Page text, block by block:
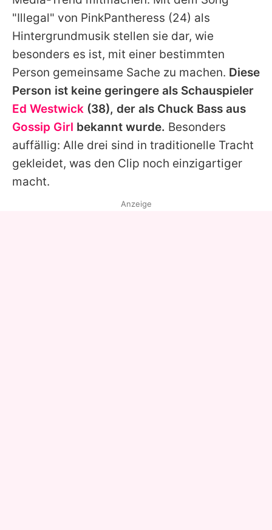
Redaktionelle Richtlinien
Impressum
Datenschutzerklärung
Nutzungsbedingungen
Utiq verwalten
"Illegal" von PinkPantheress (24) als
Hintergrundmusik stellen sie dar, wie
besonders es ist, mit einer bestimmten
Person gemeinsame Sache zu machen. Diese
Person ist keine geringere als Schauspieler
Ed Westwick (38), der als Chuck Bass aus
Gossip Girl bekannt wurde. Besonders
auffällig: Alle drei sind in traditionelle Tracht
gekleidet, was den Clip noch einzigartiger
macht.
Anzeige